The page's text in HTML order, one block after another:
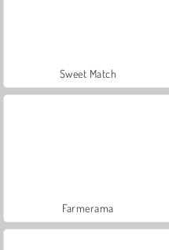
Sweet Match
Farmerama